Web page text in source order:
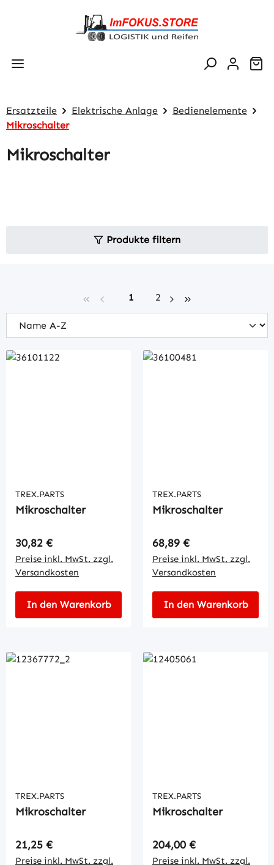
Zum Hauptinhalt springen
Ersatzteile Elektrische Anlage
Bedienelemente
Mikroschalter
Mikroschalter
Produkte filtern
Seite
1 Seite
2
TREX.PARTS
Mikroschalter
Regulärer Preis:
30,82 €
Preise inkl. MwSt. zzgl.
Versandkosten
In den Warenkorb
TREX.PARTS
Mikroschalter
Regulärer Preis:
68,89 €
Preise inkl. MwSt. zzgl.
Versandkosten
In den Warenkorb
TREX.PARTS
Mikroschalter
Regulärer Preis:
21,25 €
Preise inkl. MwSt. zzgl.
TREX.PARTS
Mikroschalter
Regulärer Preis:
204,00 €
Preise inkl. MwSt. zzgl.